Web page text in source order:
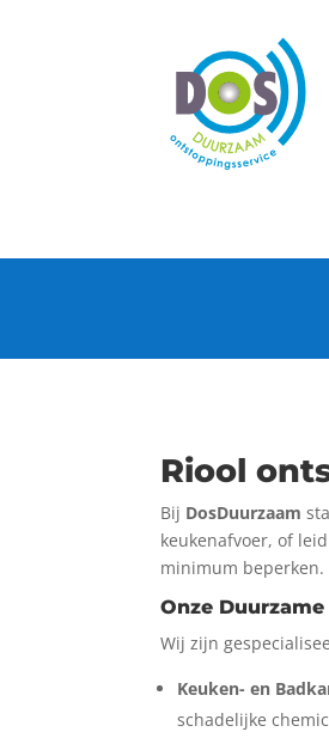
Riool
Bij DosDuurzaam
keukenafvoer, of
minimum beperken.
Onze
Wij zijn
Keuken- en
schadelijke